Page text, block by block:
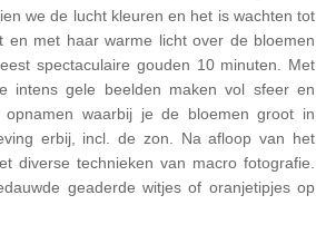
we de lucht kleuren en het is wachten tot
met haar warme licht over de bloemen
spectaculaire gouden 10 minuten. Met
intens gele beelden maken vol sfeer en
waarbij je de bloemen groot in
erbij, incl. de zon. Na afloop van het
diverse technieken van macro fotografie.
geaderde witjes of oranjetipjes op